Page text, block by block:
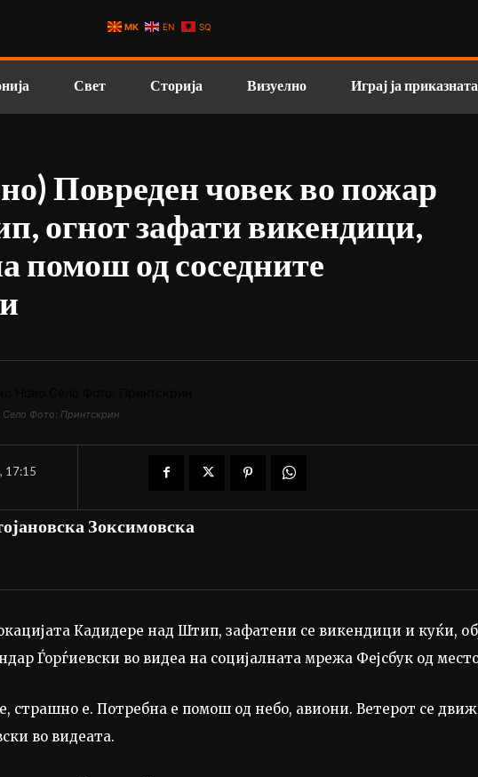
Свет Сторија Визуелно Играј ја приказната
Повреден човек во пожар
огнот зафати викендици,
помош од соседните
Фото: Принтскрин
17:15
Зоксимовска
Кадидере над Штип, зафатени се викендици и куќи,
Ѓорѓиевски во видеа на социјалната мрежа Фејсбук од
страшно е. Потребна е помош од небо, авиони. Ветерот се
во видеата.
MK EN SQ